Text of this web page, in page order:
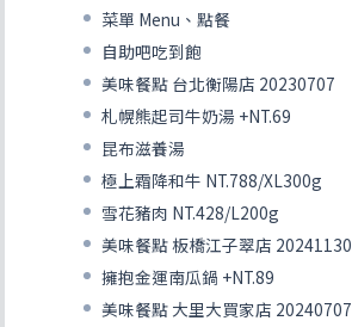
菜單 Menu、點餐
自助吧吃到飽
美味餐點 台北衡陽店 20230707
札幌熊起司牛奶湯 +NT.69
昆布滋養湯
極上霜降和牛 NT.788/XL300g
雪花豬肉 NT.428/L200g
美味餐點 板橋江子翠店 20241130
擁抱金運南瓜鍋 +NT.89
美味餐點 大里大買家店 20240707